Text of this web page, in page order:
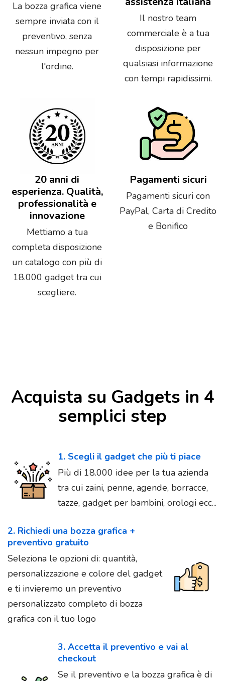
La bozza grafica viene
sempre inviata con il
preventivo, senza
nessun impegno per
l'ordine.
Il nostro team
commerciale è a tua
disposizione per
qualsiasi informazione
con tempi rapidissimi.
20 anni di
esperienza. Qualità,
professionalità e
innovazione
Mettiamo a tua
completa disposizione
un catalogo con più di
18.000 gadget tra cui
scegliere.
Pagamenti sicuri
Pagamenti sicuri con
PayPal, Carta di Credito
e Bonifico
Acquista su Gadgets in 4
semplici step
1. Scegli il gadget che più ti piace
Più di 18.000 idee per la tua azienda
tra cui zaini, penne, agende, borracce,
tazze, gadget per bambini, orologi ecc...
2. Richiedi una bozza grafica +
preventivo gratuito
Seleziona le opzioni di: quantità,
personalizzazione e colore del gadget
e ti invieremo un preventivo
personalizzato completo di bozza
grafica con il tuo logo
3. Accetta il preventivo e vai al
checkout
Se il preventivo e la bozza grafica è di